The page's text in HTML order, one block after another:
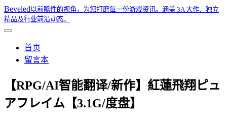
Beveled以前瞻性的视角，为您打磨每一份游戏资讯。涵盖 3A 大作、独立
精品及行业前沿动态。
首页
留言本
【RPG/AI智能翻译/新作】紅蓮飛翔ピュ
アフレイム【3.1G/度盘】